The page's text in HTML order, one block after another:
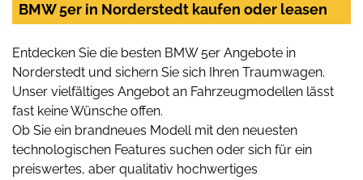
BMW 5er in Norderstedt kaufen oder leasen
Entdecken Sie die besten BMW 5er Angebote in
Norderstedt und sichern Sie sich Ihren Traumwagen.
Unser vielfältiges Angebot an Fahrzeugmodellen lässt
fast keine Wünsche offen.
Ob Sie ein brandneues Modell mit den neuesten
technologischen Features suchen oder sich für ein
preiswertes, aber qualitativ hochwertiges